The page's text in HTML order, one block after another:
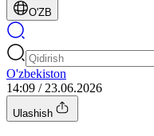
O'ZB
O'zbekiston
14:09 / 23.06.2026
Ulashish